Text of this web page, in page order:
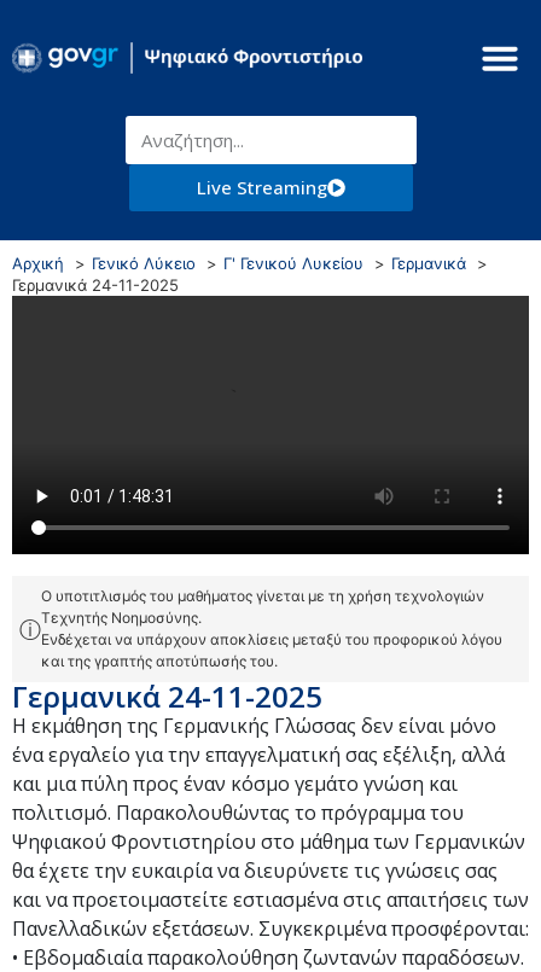
Live Streaming
Αρχική Γενικό Λύκειο Γ' Γενικού Λυκείου
Γερμανικά
Γερμανικά 24-11-2025
ⓘ
Ο υποτιτλισμός του μαθήματος γίνεται με τη χρήση τεχνολογιών
Τεχνητής Νοημοσύνης.
Ενδέχεται να υπάρχουν αποκλίσεις μεταξύ του προφορικού λόγου
και της γραπτής αποτύπωσής του.
Γερμανικά 24-11-2025
Η εκμάθηση της Γερμανικής Γλώσσας δεν είναι μόνο
ένα εργαλείο για την επαγγελματική σας εξέλιξη, αλλά
και μια πύλη προς έναν κόσμο γεμάτο γνώση και
πολιτισμό. Παρακολουθώντας το πρόγραμμα του
Ψηφιακού Φροντιστηρίου στο μάθημα των Γερμανικών
θα έχετε την ευκαιρία να διευρύνετε τις γνώσεις σας
και να προετοιμαστείτε εστιασμένα στις απαιτήσεις των
Πανελλαδικών εξετάσεων. Συγκεκριμένα προσφέρονται:
• Εβδομαδιαία παρακολούθηση ζωντανών παραδόσεων.